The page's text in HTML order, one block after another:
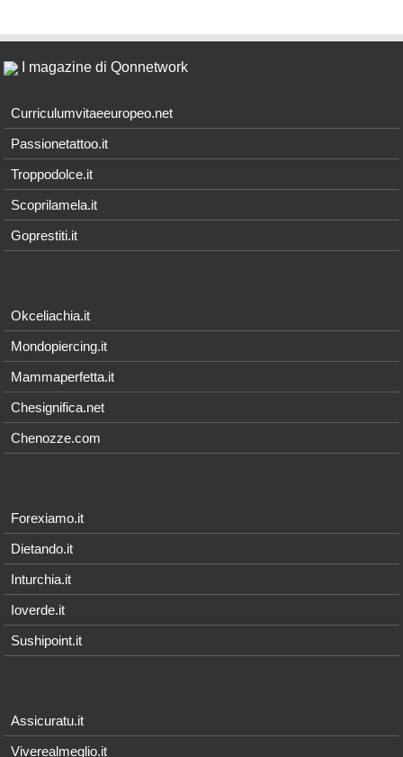
I magazine di Qonnetwork
Curriculumvitaeeuropeo.net
Passionetattoo.it
Troppodolce.it
Scoprilamela.it
Goprestiti.it
Okceliachia.it
Mondopiercing.it
Mammaperfetta.it
Chesignifica.net
Chenozze.com
Forexiamo.it
Dietando.it
Inturchia.it
Ioverde.it
Sushipoint.it
Assicuratu.it
Viverealmeglio.it